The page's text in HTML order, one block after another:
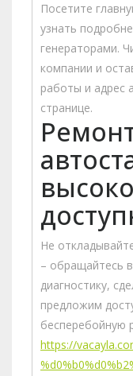
Посетите
узнать
генераторами.
компании и
работы и адрес
странице.
Не
– обращайтесь
диагностику,
предложим
бесперебойную
https://